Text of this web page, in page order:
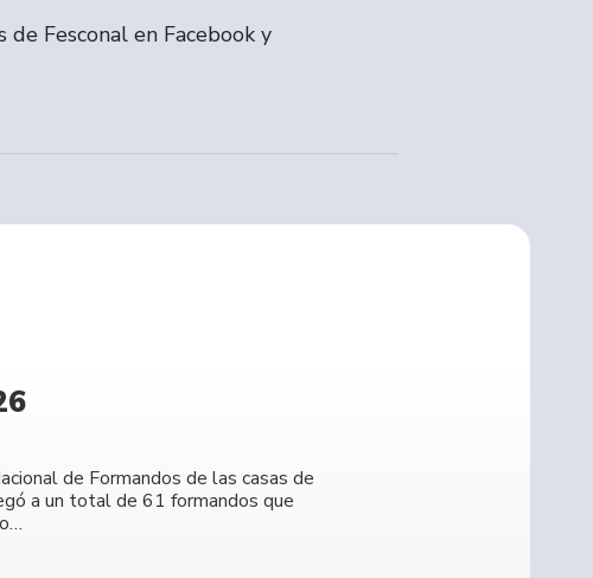
de Fesconal en Facebook y
de Formandos de las casas de
a un total de 61 formandos que